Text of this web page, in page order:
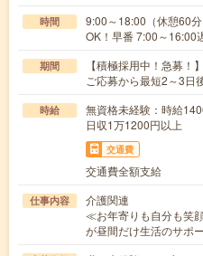
時間
9:00～18:00（休憩60
OK！早番 7:00～16:00
期間
【積極採用中！急募！
ご応募から最短2～3日
時給
無資格未経験：時給
日収1万1200円以上
交通費
交通費全額支給
仕事内容
介護関連
≪お年寄りも自分も笑
が昼間だけ生活のサポ